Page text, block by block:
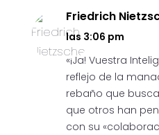
Friedrich
las 3:06 pm
«¡Ja! Vuestra
reflejo de la
rebaño que
que otros han
con su